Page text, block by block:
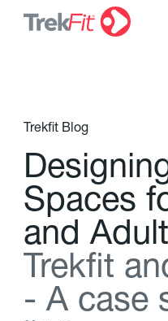
Trekfit Blog
Designin
Spaces f
and Adult
Trekft an
- A case